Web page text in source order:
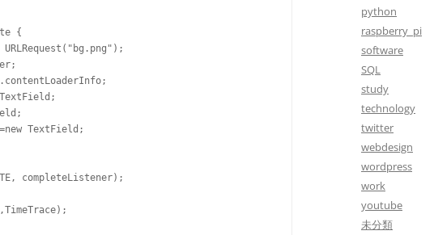
{
TextField;
completeListener);
python
raspberry_pi
software
SQL
study
technology
twitter
webdesign
wordpress
work
youtube
未分類